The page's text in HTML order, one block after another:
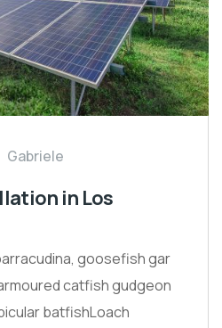
Gabriele
in Los
goosefish gar
catfish gudgeon
batfishLoach